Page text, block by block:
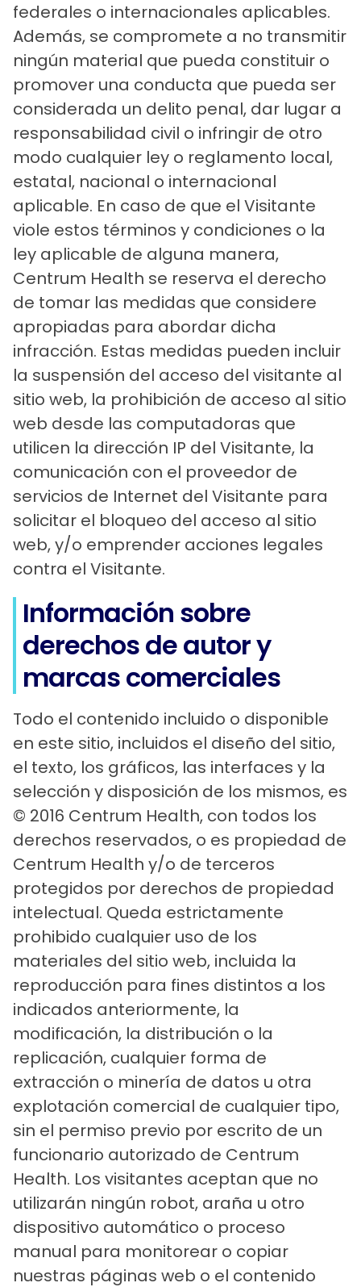
federales o internacionales aplicables.
Además, se compromete a no transmitir
ningún material que pueda constituir o
promover una conducta que pueda ser
considerada un delito penal, dar lugar a
responsabilidad civil o infringir de otro
modo cualquier ley o reglamento local,
estatal, nacional o internacional
aplicable. En caso de que el Visitante
viole estos términos y condiciones o la
ley aplicable de alguna manera,
Centrum Health se reserva el derecho
de tomar las medidas que considere
apropiadas para abordar dicha
infracción. Estas medidas pueden incluir
la suspensión del acceso del visitante al
sitio web, la prohibición de acceso al sitio
web desde las computadoras que
utilicen la dirección IP del Visitante, la
comunicación con el proveedor de
servicios de Internet del Visitante para
solicitar el bloqueo del acceso al sitio
web, y/o emprender acciones legales
contra el Visitante.
Información sobre
derechos de autor y
marcas comerciales
Todo el contenido incluido o disponible
en este sitio, incluidos el diseño del sitio,
el texto, los gráficos, las interfaces y la
selección y disposición de los mismos, es
© 2016 Centrum Health, con todos los
derechos reservados, o es propiedad de
Centrum Health y/o de terceros
protegidos por derechos de propiedad
intelectual. Queda estrictamente
prohibido cualquier uso de los
materiales del sitio web, incluida la
reproducción para fines distintos a los
indicados anteriormente, la
modificación, la distribución o la
replicación, cualquier forma de
extracción o minería de datos u otra
explotación comercial de cualquier tipo,
sin el permiso previo por escrito de un
funcionario autorizado de Centrum
Health. Los visitantes aceptan que no
utilizarán ningún robot, araña u otro
dispositivo automático o proceso
manual para monitorear o copiar
nuestras páginas web o el contenido